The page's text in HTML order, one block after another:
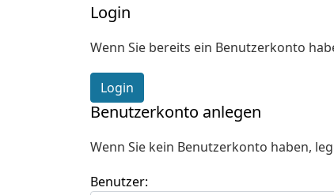
Login
Wenn Sie bereits ein Benutzerkonto
Login
Benutzerkonto anlegen
Wenn Sie kein Benutzerkonto haben,
Benutzer: